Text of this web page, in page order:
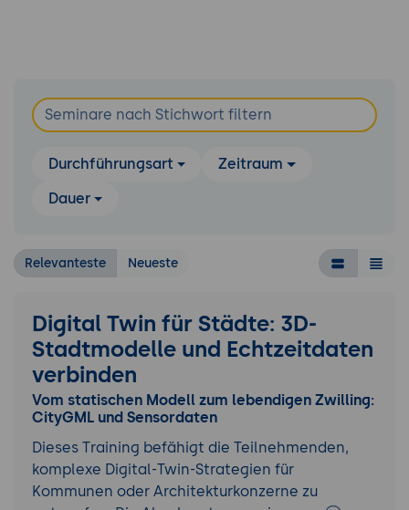
Durchführungsart
Zeitraum
Dauer
Relevanteste Neueste
Digital Twin für Städte: 3D-
Stadtmodelle und Echtzeitdaten
verbinden
Vom statischen Modell zum lebendigen Zwilling:
CityGML und Sensordaten
Dieses Training befähigt die Teilnehmenden,
komplexe Digital-Twin-Strategien für
Kommunen oder Architekturkonzerne zu